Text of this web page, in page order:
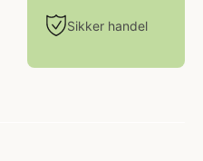
Sikker handel